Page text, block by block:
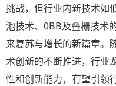
挑战，但行业内新技术如
池技术、0BB及叠栅技术
来复苏与增长的新篇章。
术创新的不断推进，行业
性和创新能力，有望引领